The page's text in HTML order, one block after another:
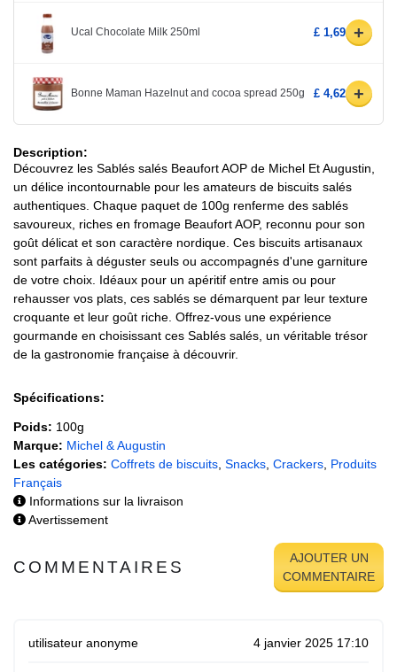
Ucal Chocolate Milk 250ml £ 1,69 +
Bonne Maman Hazelnut and cocoa spread 250g £ 4,62 +
Description:
Découvrez les Sablés salés Beaufort AOP de Michel Et Augustin,
un délice incontournable pour les amateurs de biscuits salés
authentiques. Chaque paquet de 100g renferme des sablés
savoureux, riches en fromage Beaufort AOP, reconnu pour son
goût délicat et son caractère nordique. Ces biscuits artisanaux
sont parfaits à déguster seuls ou accompagnés d'une garniture
de votre choix. Idéaux pour un apéritif entre amis ou pour
rehausser vos plats, ces sablés se démarquent par leur texture
croquante et leur goût riche. Offrez-vous une expérience
gourmande en choisissant ces Sablés salés, un véritable trésor
de la gastronomie française à découvrir.
Spécifications:
Poids: 100g
Marque: Michel & Augustin
Les catégories: Coffrets de biscuits Snacks Crackers Produits
Français
Informations sur la livraison
Avertissement
COMMENTAIRES
AJOUTER UN
COMMENTAIRE
utilisateur anonyme 4 janvier 2025 17:10